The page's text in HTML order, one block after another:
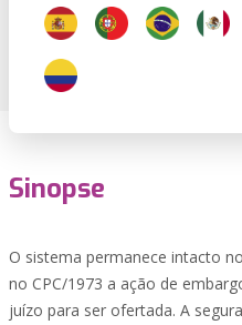
Sinopse
O sistema permanece intacto
no CPC/1973 a ação de
juízo para ser ofertada. A